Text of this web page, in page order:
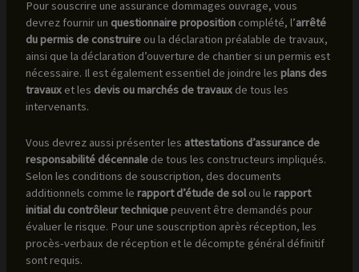
Pour souscrire une assurance dommages ouvrage, vous
devrez fournir un questionnaire propositioncomplété, l’arrêté
du permis de construireou la déclaration préalable de travaux,
ainsi que la déclaration d’ouverture de chantier si un permis est
nécessaire. Il est également essentiel de joindre les plans des
travauxet les devis ou marchés de travauxde tous les
intervenants.
Vous devrez aussi présenter les attestations d’assurance de
responsabilité décennalede tous les constructeurs impliqués.
Selon les conditions de souscription, des documents
additionnels comme le rapport d’étude de solou le rapport
initial du contrôleur techniquepeuvent être demandés pour
évaluer le risque. Pour une souscription après réception, les
procès-verbaux de réception et le décompte général définitif
sont requis.